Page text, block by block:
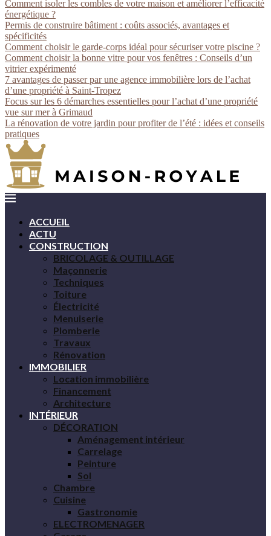
Comment isoler les combles de votre maison et améliorer l’efficacité
énergétique ?
Permis de construire bâtiment : coûts associés, avantages et
spécificités
Comment choisir le garde-corps idéal pour sécuriser votre piscine ?
Comment choisir la bonne vitre pour vos fenêtres : Conseils d’un
vitrier expérimenté
7 avantages de passer par une agence immobilière lors de l’achat
d’une propriété à Saint-Tropez
Focus sur les 6 démarches essentielles pour l’achat d’une propriété
vue sur mer à Grimaud
La rénovation de votre jardin pour profiter de l’été : idées et conseils
pratiques
ACCUEIL
ACTU
CONSTRUCTION
BRICOLAGE & OUTILLAGE
Maçonnerie
Techniques
Toiture
Électricité
Menuiserie
Plomberie
Travaux
Rénovation
IMMOBILIER
Location immobilière
Financement
Architecture
INTÉRIEUR
DÉCORATION
Aménagement intérieur
Carrelage
Peinture
Sol
Chambre
Cuisine
Gastronomie
ELECTROMENAGER